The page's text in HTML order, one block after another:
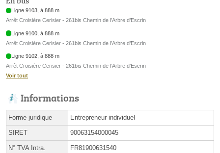
Ligne 9103, à 888 m
Arrêt Croisière Cerisier - 261bis Chemin de l’Arbre d’Escrin
Ligne 9100, à 888 m
Arrêt Croisière Cerisier - 261bis Chemin de l’Arbre d’Escrin
Ligne 9102, à 888 m
Arrêt Croisière Cerisier - 261bis Chemin de l’Arbre d’Escrin
Voir tout
Informations
Forme juridique Entrepreneur individuel
SIRET 90063154000045
N° TVA Intra. FR81900631540